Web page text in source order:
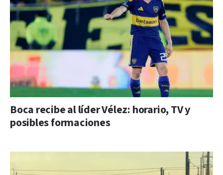
Boca recibe al líder Vélez: horario, TV y
posibles formaciones